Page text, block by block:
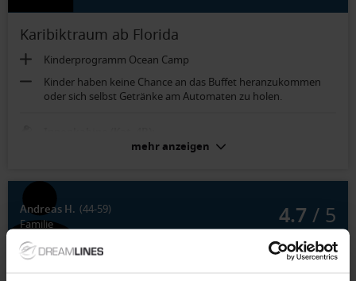
Karibiktraum ab Florida
Kinderprogramm Ocean Camp
Kinder haben keine Chance an das Buffet heranzukommen
oder sich selbst Getränke am Automaten zu holen.
Die Raumaufteilung, Platzangebot, Stauraum
mehr anzeigen
Andreas H. (44-59)
Familie
4.7 / 5